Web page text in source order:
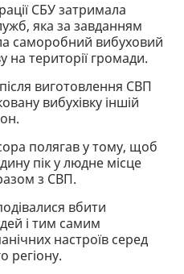
СБУ затримала
яка за завданням
саморобний вибуховий
на території громади.
виготовлення СВП
вибухівку іншій
полягав у тому, щоб
пік у людне місце
з СВП.
вбити
і тим самим
настроїв серед
регіону.